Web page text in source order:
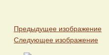
Предыдущее изображение
Следующее изображение